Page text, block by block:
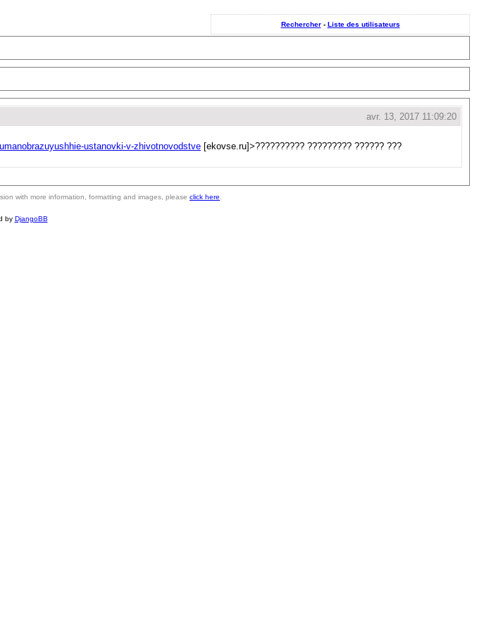
Rechercher- Liste des utilisateurs
avr. 13, 2017 11:09:20
ustanovki-v-zhivotnovodstve [ekovse.ru]>?????????? ????????? ?????? ???
with more information, formatting and images, please click here
by DjangoBB